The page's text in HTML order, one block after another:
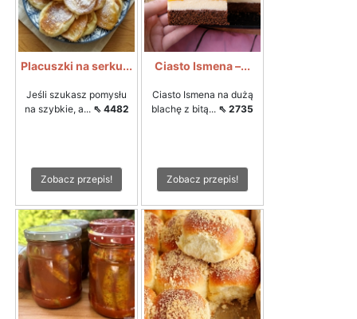
Placuszki na serku...
Jeśli szukasz pomysłu
na szybkie, a... ⇖ 4482
Zobacz przepis!
Ciasto Ismena –...
Ciasto Ismena na dużą
blachę z bitą... ⇖ 2735
Zobacz przepis!